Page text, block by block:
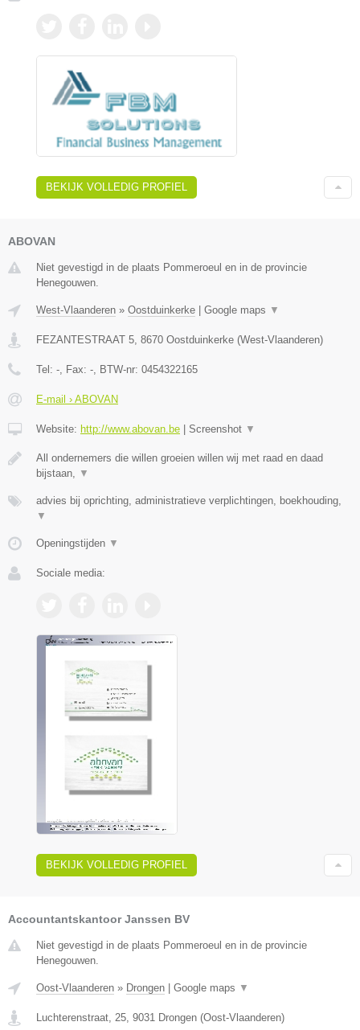
BEKIJK VOLLEDIG PROFIEL
ABOVAN
Niet gevestigd in de plaats Pommeroeul en in de provincie
Henegouwen.
West-Vlaanderen » Oostduinkerke Google maps ▼
FEZANTESTRAAT 5 8670 Oostduinkerke (West-Vlaanderen)
Tel: - , Fax: - , BTW-nr: 0454322165
E-mail › ABOVAN
Website: http://www.abovan.be Screenshot ▼
All ondernemers die willen groeien willen wij met raad en daad
bijstaan,
▼
advies bij oprichting, administratieve verplichtingen, boekhouding,
▼
Openingstijden ▼
Sociale media:
BEKIJK VOLLEDIG PROFIEL
Accountantskantoor Janssen BV
Niet gevestigd in de plaats Pommeroeul en in de provincie
Henegouwen.
Oost-Vlaanderen » Drongen Google maps ▼
Luchterenstraat, 25, 9031 Drongen (Oost-Vlaanderen)